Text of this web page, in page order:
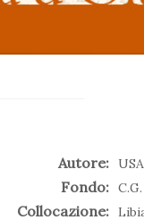
Autore:
Fondo:
Collocazione: